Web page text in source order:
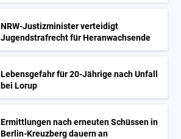
NRW-Justizminister verteidigt
Jugendstrafrecht für Heranwachsende
Lebensgefahr für 20-Jährige nach Unfall
bei Lorup
Ermittlungen nach erneuten Schüssen in
Berlin-Kreuzberg dauern an